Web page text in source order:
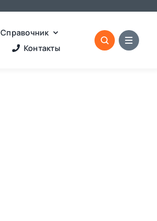
Справочник
Контакты